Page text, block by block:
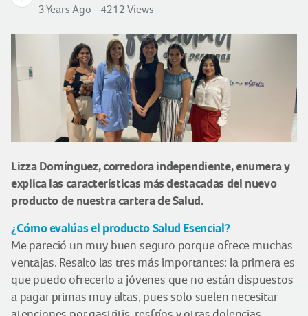
3 Years Ago - 4212 Views
Lizza Domínguez, corredora independiente, enumera y
explica las características más destacadas del nuevo
producto de nuestra cartera de Salud.
¿Cómo evalúas el producto Salud Esencial?
Me pareció un muy buen seguro porque ofrece muchas
ventajas. Resalto las tres más importantes: la primera es
que puedo ofrecerlo a jóvenes que no están dispuestos
a pagar primas muy altas, pues solo suelen necesitar